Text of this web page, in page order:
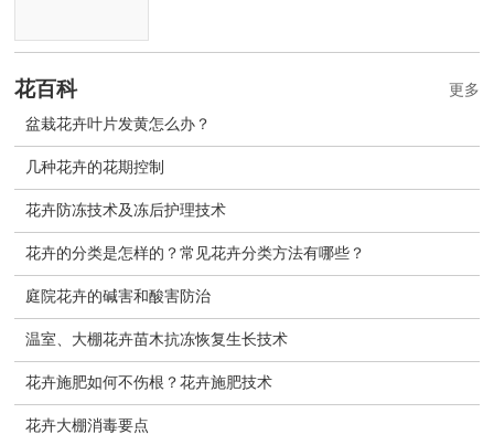
花百科
盆栽花卉叶片发黄怎么办？
几种花卉的花期控制
花卉防冻技术及冻后护理技术
花卉的分类是怎样的？常见花卉分类方法有哪些？
庭院花卉的碱害和酸害防治
温室、大棚花卉苗木抗冻恢复生长技术
花卉施肥如何不伤根？花卉施肥技术
花卉大棚消毒要点
更多